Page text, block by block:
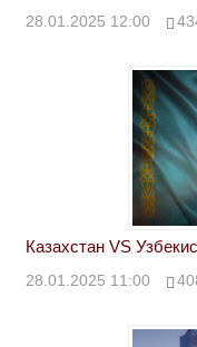
28.01.2025 12:00
Казахстан VS
28.01.2025 11:00